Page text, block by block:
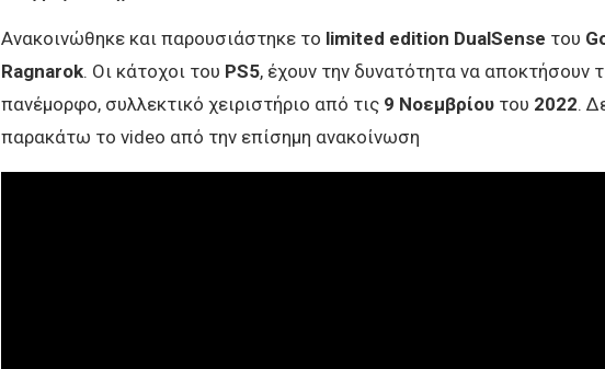
Ανακοινώθηκε και παρουσιάστηκε το limited edition DualSense του
Ragnarok. Οι κάτοχοι του PS5, έχουν την δυνατότητα να αποκτήσουν
πανέμορφο, συλλεκτικό χειριστήριο από τις 9 Νοεμβρίου του 2022.
παρακάτω το video από την επίσημη ανακοίνωση